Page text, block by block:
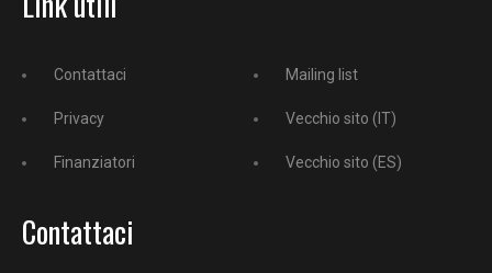
Contattaci
Privacy
Finanziatori
Mailing list
Vecchio sito (IT)
Vecchio sito (ES)
Contattaci